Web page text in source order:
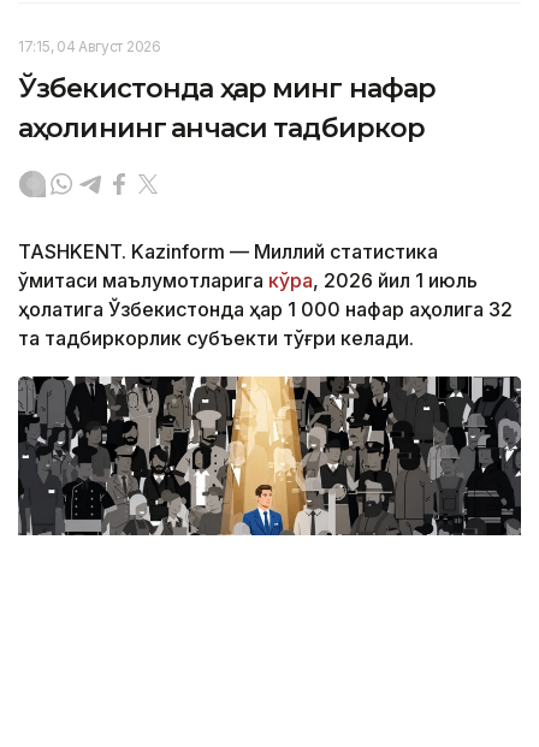
17:15, 04 Август 2026
Ўзбекистонда ҳар минг нафар
аҳолининг қанчаси тадбиркор
TASHKENT. Kazinform — Миллий статистика
қўмитаси маълумотларига кўра, 2026 йил 1 июль
ҳолатига Ўзбекистонда ҳар 1 000 нафар аҳолига 32
та тадбиркорлик субъекти тўғри келади.